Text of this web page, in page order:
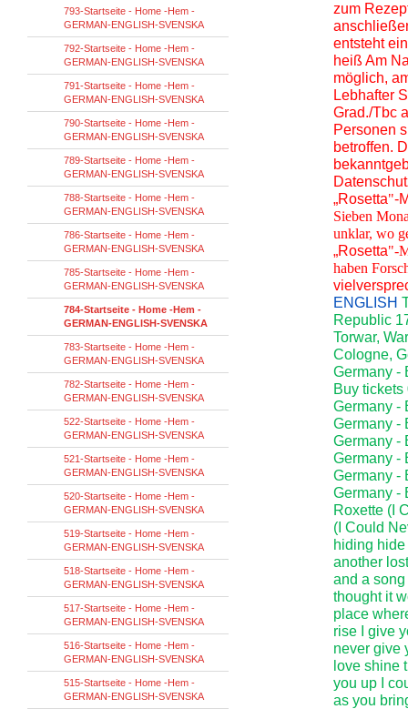
zum
entsteht
heiß Am
möglich,
Lebhafter
Grad./Tbc
Personen
betroffen.
„Rosetta"-
Sieben
unklar, wo
„Rosetta"-
haben
ENGLISH
Republic
Torwar,
Cologne,
Germany -
Buy
Germany -
Germany -
Germany -
Germany -
Germany -
Germany -
Roxette (I
(I Could
hiding
another
and a
thought it
place
rise I give
never give
love shine
you up I
as you
793-Startseite - Home -Hem -
GERMAN-ENGLISH-SVENSKA
792-Startseite - Home -Hem -
GERMAN-ENGLISH-SVENSKA
791-Startseite - Home -Hem -
GERMAN-ENGLISH-SVENSKA
790-Startseite - Home -Hem -
GERMAN-ENGLISH-SVENSKA
789-Startseite - Home -Hem -
GERMAN-ENGLISH-SVENSKA
788-Startseite - Home -Hem -
GERMAN-ENGLISH-SVENSKA
786-Startseite - Home -Hem -
GERMAN-ENGLISH-SVENSKA
785-Startseite - Home -Hem -
GERMAN-ENGLISH-SVENSKA
784-Startseite - Home -Hem -
GERMAN-ENGLISH-SVENSKA
783-Startseite - Home -Hem -
GERMAN-ENGLISH-SVENSKA
782-Startseite - Home -Hem -
GERMAN-ENGLISH-SVENSKA
522-Startseite - Home -Hem -
GERMAN-ENGLISH-SVENSKA
521-Startseite - Home -Hem -
GERMAN-ENGLISH-SVENSKA
520-Startseite - Home -Hem -
GERMAN-ENGLISH-SVENSKA
519-Startseite - Home -Hem -
GERMAN-ENGLISH-SVENSKA
518-Startseite - Home -Hem -
GERMAN-ENGLISH-SVENSKA
517-Startseite - Home -Hem -
GERMAN-ENGLISH-SVENSKA
516-Startseite - Home -Hem -
GERMAN-ENGLISH-SVENSKA
515-Startseite - Home -Hem -
GERMAN-ENGLISH-SVENSKA